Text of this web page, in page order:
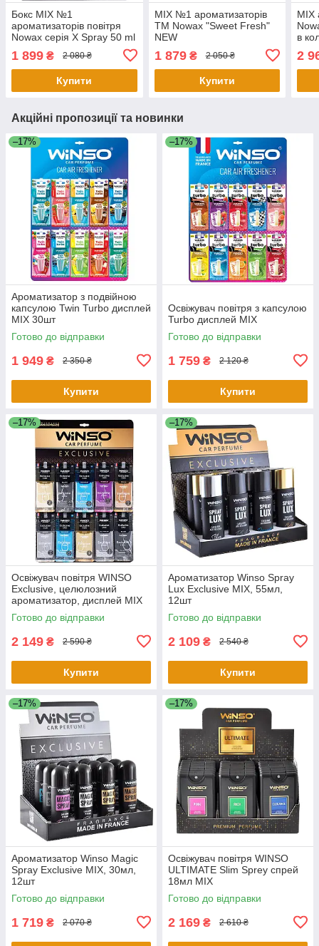
Бокс MIX №1
ароматизаторів повітря
Nowax серія X Spray 50 ml
1 899 ₴ 2 080 ₴
Купити
MIX №1 ароматизаторів
TM Nowax "Sweet Fresh"
NEW
1 879₴ 2 050 ₴
Купити
MIX
в
2
Акційні пропозиції та новинки
–17%
Ароматизатор з подвійною
капсулою Twin Turbo дисплей
MIX 30шт
Готово до відправки
1 949 ₴ 2 350 ₴
Купити
–17%
Освіжувач повітря з капсулою
Turbo дисплей MIX
Готово до відправки
1 759 ₴ 2 120 ₴
Купити
–17%
Освіжувач повітря WINSO
Exclusive, целюлозний
ароматизатор, дисплей MIX
Готово до відправки
2 149 ₴ 2 590 ₴
Купити
–17%
Ароматизатор Winso Spray
Lux Exclusive MIX, 55мл,
12шт
Готово до відправки
2 109 ₴ 2 540 ₴
Купити
–17%
Ароматизатор Winso Magic
Spray Exclusive MIX, 30мл,
12шт
Готово до відправки
1 719 ₴ 2 070 ₴
–17%
Освіжувач повітря WINSO
ULTIMATE Slim Sprey спрей
18мл MIX
Готово до відправки
2 169 ₴ 2 610 ₴